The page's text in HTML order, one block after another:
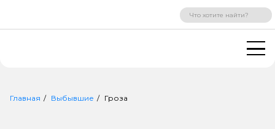
ВХОД РЕГИСТРАЦИЯ
Главная Выбывшие Гроза